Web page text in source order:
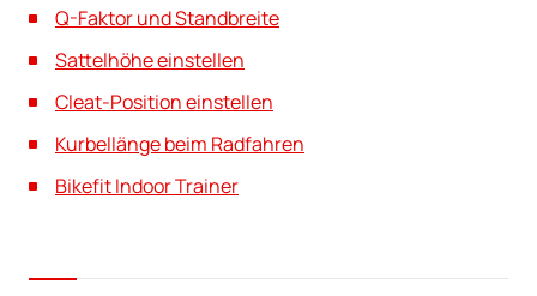
Q-Faktor und Standbreite
Sattelhöhe einstellen
Cleat-Position einstellen
Kurbellänge beim Radfahren
Bikefit Indoor Trainer